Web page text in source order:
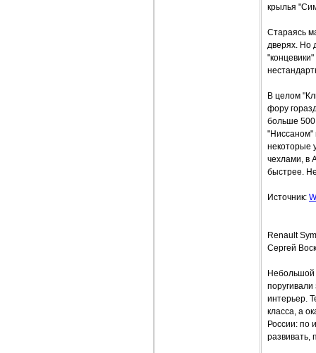
крылья
Стараясь
дверях. Но
В целом
фору
больше 500
"Ниссаном"
некоторые
чехлами, в
быстрее.
Источник:
Renault
Сергей
Небольшой
интерьер.
класса, а
России: по
развивать,